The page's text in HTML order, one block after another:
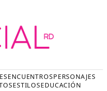
ENCUENTROSPERSONAJES
ESTILOSEDUCACIÓN